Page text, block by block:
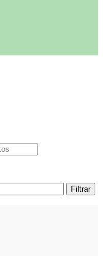
Filtrar